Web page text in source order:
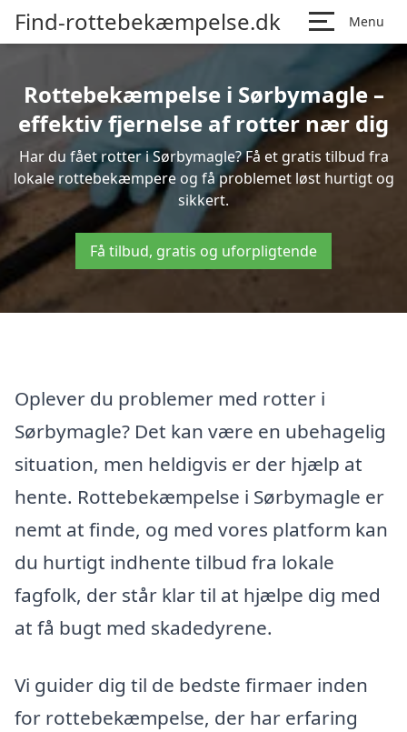
Find-rottebekæmpelse.dk Menu
Rottebekæmpelse i Sørbymagle –
effektiv fjernelse af rotter nær dig
Har du fået rotter i Sørbymagle? Få et gratis tilbud fra
lokale rottebekæmpere og få problemet løst hurtigt og
sikkert.
Få tilbud, gratis og uforpligtende
Oplever du problemer med rotter i
Sørbymagle? Det kan være en ubehagelig
situation, men heldigvis er der hjælp at
hente. Rottebekæmpelse i Sørbymagle er
nemt at finde, og med vores platform kan
du hurtigt indhente tilbud fra lokale
fagfolk, der står klar til at hjælpe dig med
at få bugt med skadedyrene.
Vi guider dig til de bedste firmaer inden
for rottebekæmpelse, der har erfaring